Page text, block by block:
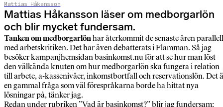
Mattias Håkansson
Mattias Håkansson läser om medborgarlön
och blir mycket fundersam.
Tanken om medborgarlönhar återkommit de senaste åren
med arbetskritiken. Det har även debatterats i Flamman. Så jag
besöker kampanjhemsidan basinkomst.nu för att se hur man löst
den välkända knuten om hur medborgarlön ska fungera i relation
till arbete, a-kassenivåer, inkomstbortfall och reservationslön. Det
en gammal fråga som väl förespråkarna borde ha hittat nya
lösningar på, tänker jag.
Redan under rubriken ”Vad är basinkomst?” blir jag fundersam: